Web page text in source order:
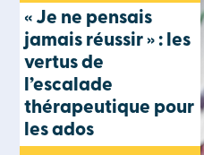
« Je ne pensais
jamais réussir » : les
vertus de
l’escalade
thérapeutique pour
les ados